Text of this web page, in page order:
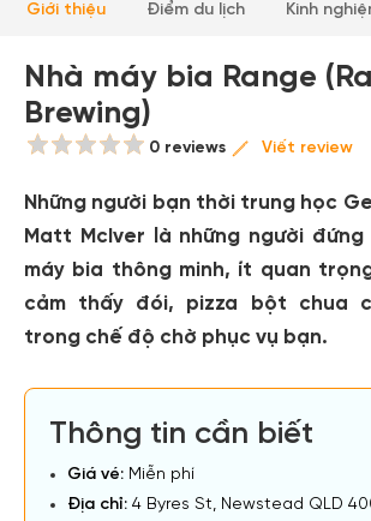
Giới thiệu Điểm du lịch Kinh
Nhà máy bia Range
Brewing)
0 reviews Viết review
Những người bạn thời trung học
Matt McIver là những người
máy bia thông minh, ít quan
cảm thấy đói, pizza bột chua
trong chế độ chờ phục vụ bạn.
Thông tin cần biết
Giá vé: Miễn phí
Địa chỉ: 4 Byres St, Newstead QLD